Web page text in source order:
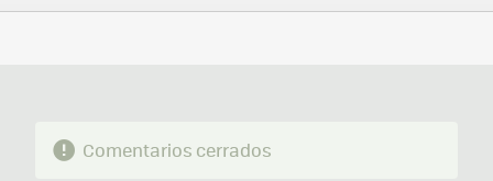
FACEBOOK
TWITTERFLIPBOARD
E-
WHATSAPP
Comentarios cerrados